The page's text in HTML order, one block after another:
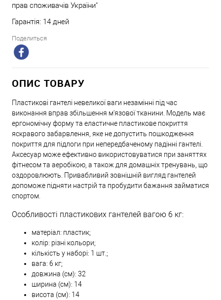
прав споживачів України"
Гарантія: 14 дней
Поделиться
ОПИС ТОВАРУ
Пластикові гантелі невеликої ваги незамінні під час
виконання вправ збільшення м'язової тканини. Модель має
ергономічну форму та еластичне пластикове покриття
яскравого забарвлення, яке не допустить пошкодження
покриття для підлоги при непередбаченому падінні гантелі.
Аксесуар може ефективно використовуватися при заняттях
фітнесом та аеробікою, а також для домашніх тренувань, що
оздоровлюють. Привабливий зовнішній вигляд гантелей
допоможе підняти настрій та пробудити бажання займатися
спортом.
Особливості пластикових гантелей вагою 6 кг:
матеріал: пластик;
колір: різні кольори;
кількість у наборі: 1 шт.;
вага: 6 кг;
довжина (см): 32
ширина (см): 14
висота (см): 14